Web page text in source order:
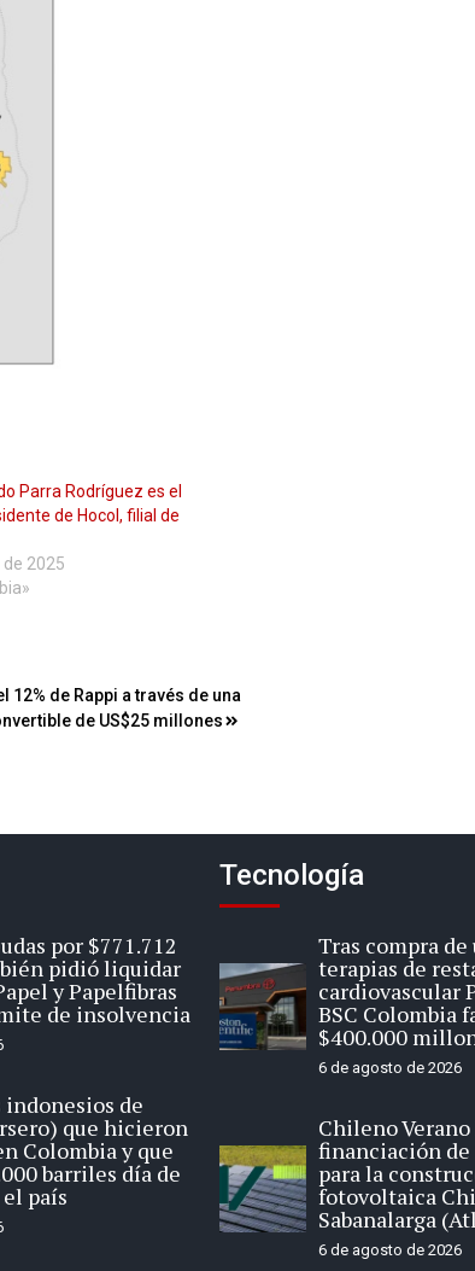
Parra Rodríguez es el
de Hocol, filial de
de 2025
de Rappi a través de una
de US$25 millones
por $771.712
pidió liquidar
y Papelfibras
de insolvencia
de
que hicieron
Colombia y que
barriles día de
país
Tecnología
Tras compra
terapias de
cardiovascular
BSC Colombia
$400.000
6 de agosto de 2026
Chileno
financiación
para la
fotovoltaica
Sabanalarga
6 de agosto de 2026